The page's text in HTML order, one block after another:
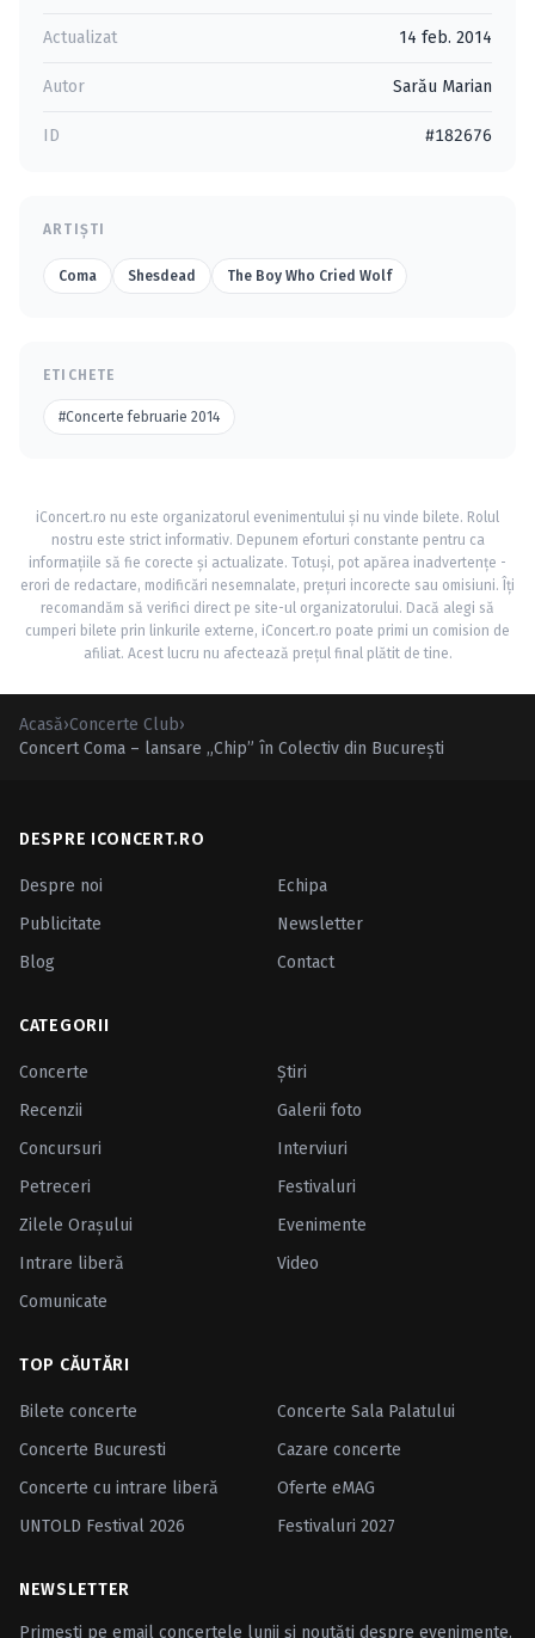
Actualizat 14 feb. 2014
Autor Sarău Marian
ID #182676
ARTIȘTI
Coma Shesdead The Boy Who Cried Wolf
ETICHETE
#Concerte februarie 2014
iConcert.ro nu este organizatorul evenimentului și nu vinde bilete. Rolul
nostru este strict informativ. Depunem eforturi constante pentru ca
informațiile să fie corecte și actualizate. Totuși, pot apărea inadvertențe -
erori de redactare, modificări nesemnalate, prețuri incorecte sau omisiuni. Îți
recomandăm să verifici direct pe site-ul organizatorului. Dacă alegi să
cumperi bilete prin linkurile externe, iConcert.ro poate primi un comision de
afiliat. Acest lucru nu afectează prețul final plătit de tine.
Acasă›Concerte Club›
Concert Coma – lansare „Chip” în Colectiv din Bucureşti
DESPRE ICONCERT.RO
Despre noi
Echipa
Publicitate
Newsletter
Blog
Contact
CATEGORII
Concerte
Ştiri
Recenzii
Galerii foto
Concursuri
Interviuri
Petreceri
Festivaluri
Zilele Oraşului
Evenimente
Intrare liberă
Video
Comunicate
TOP CĂUTĂRI
Bilete concerte
Concerte Sala Palatului
Concerte Bucuresti
Cazare concerte
Concerte cu intrare liberă
Oferte eMAG
UNTOLD Festival 2026
Festivaluri 2027
NEWSLETTER
Primești pe email concertele lunii și noutăți despre evenimente.